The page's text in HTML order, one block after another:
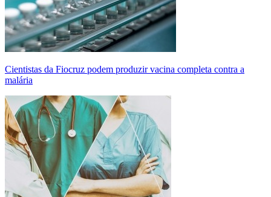
Cientistas da Fiocruz podem produzir vacina completa contra a
malária